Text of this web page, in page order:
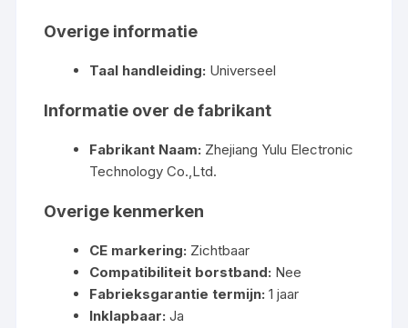
Overige informatie
Taal handleiding: Universeel
Informatie over de fabrikant
Fabrikant Naam: Zhejiang Yulu Electronic
Technology Co.,Ltd.
Overige kenmerken
CE markering: Zichtbaar
Compatibiliteit borstband: Nee
Fabrieksgarantie termijn: 1 jaar
Inklapbaar: Ja